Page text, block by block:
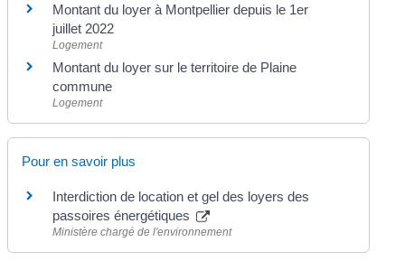
Montant du loyer à Montpellier depuis le 1er
juillet 2022
Logement
Montant du loyer sur le territoire de Plaine
commune
Logement
Pour en savoir plus
Interdiction de location et gel des loyers des
passoires énergétiques
Ministère chargé de l'environnement